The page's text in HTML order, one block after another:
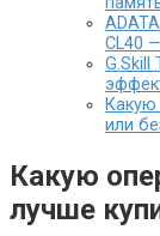
CL40
G.Skill
Какую
или
Какую
лучше